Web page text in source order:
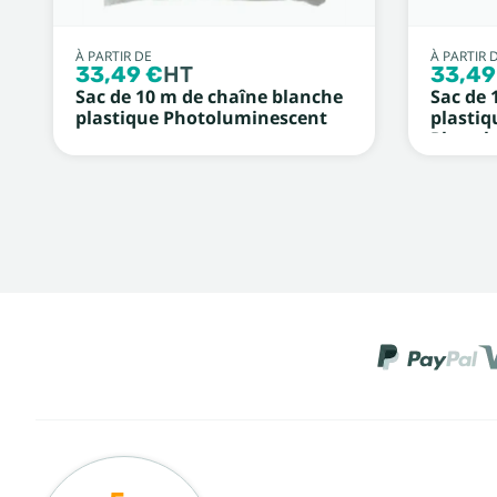
À PARTIR DE
33,49 €HT
Sac de 10 m de chaîne blanche
plastique Photoluminescent
À PARTIR
Sac de